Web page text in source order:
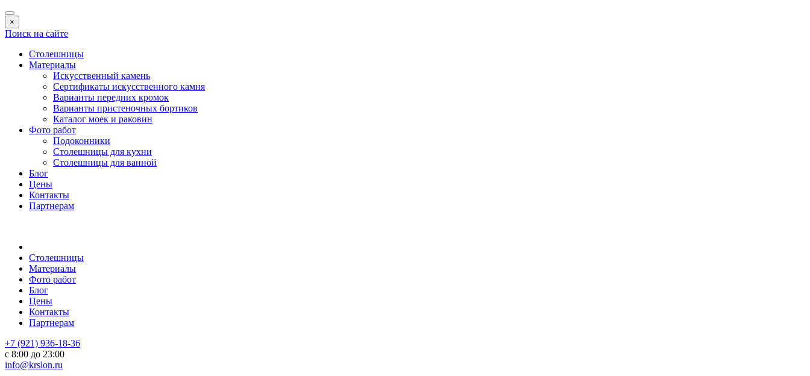
×
Поиск на сайте
Столешницы
Материалы
Искусственный камень
Сертификаты искусственного камня
Варианты передних кромок
Варианты пристеночных бортиков
Каталог моек и раковин
Фото работ
Подоконники
Столешницы для кухни
Столешницы для ванной
Блог
Цены
Контакты
Партнерам
Столешницы
Материалы
Фото работ
Блог
Цены
Контакты
Партнерам
+7 (921) 936-18-36
с 8:00 до 23:00
info@krslon.ru